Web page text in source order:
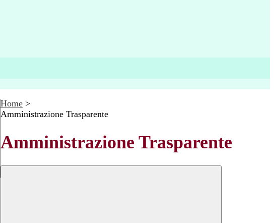
Home >
Amministrazione Trasparente
Amministrazione Trasparente